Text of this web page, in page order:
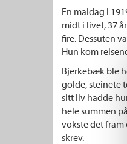
En maidag i
midt i livet, 37
fire. Dessuten
Hun kom
Bjerkebæk ble
golde, steinete
sitt liv hadde
hele summen
vokste det fram
skrev.